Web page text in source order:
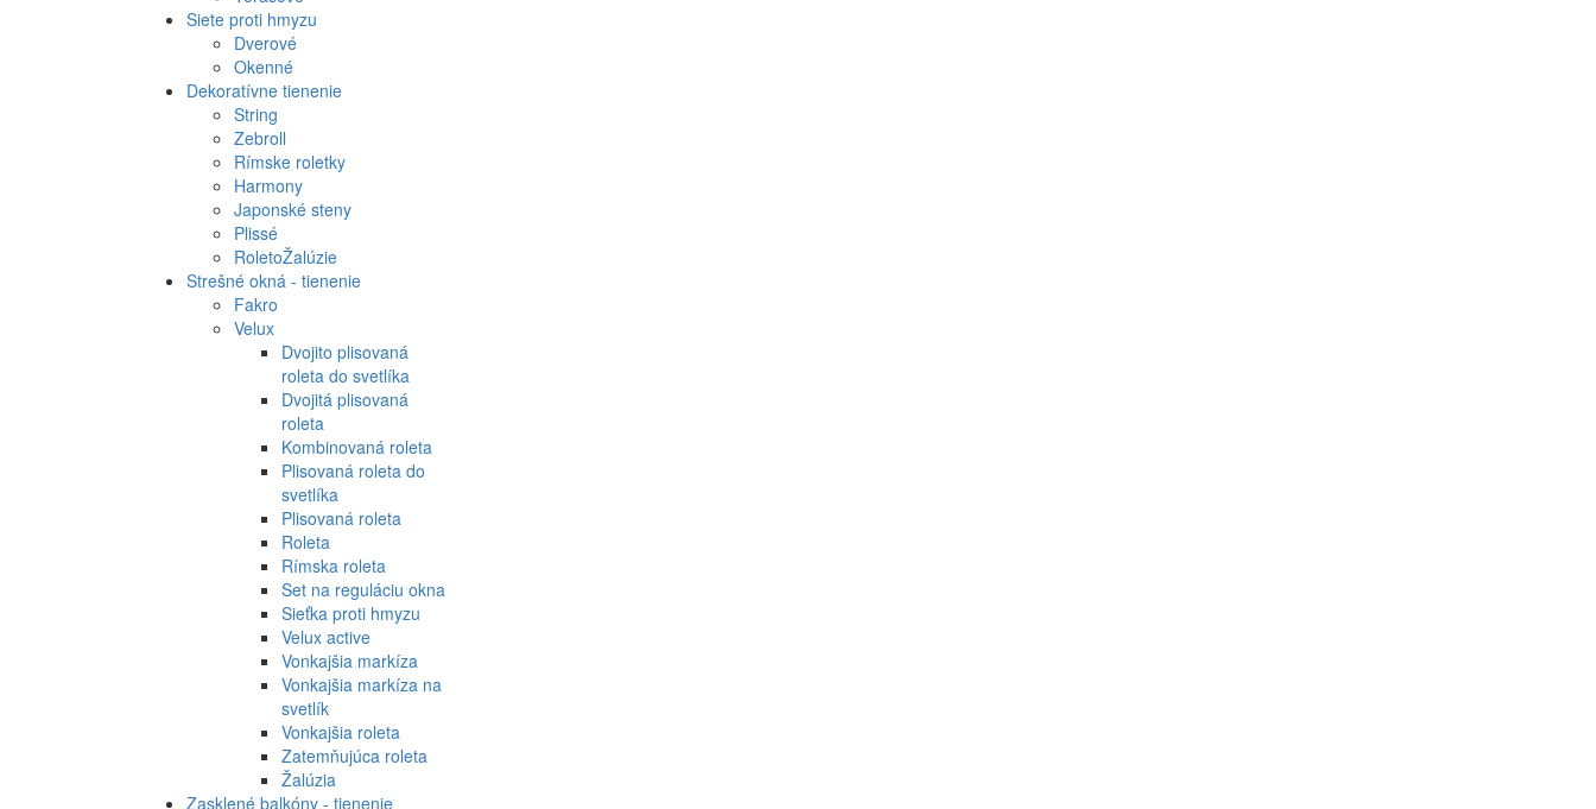
Siete proti hmyzu
Dverové
Okenné
Dekoratívne tienenie
String
Zebroll
Rímske roletky
Harmony
Japonské steny
Plissé
RoletoŽalúzie
Strešné okná - tienenie
Fakro
Velux
Dvojito plisovaná
roleta do svetlíka
Dvojitá plisovaná
roleta
Kombinovaná roleta
Plisovaná roleta do
svetlíka
Plisovaná roleta
Roleta
Rímska roleta
Set na reguláciu okna
Sieťka proti hmyzu
Velux active
Vonkajšia markíza
Vonkajšia markíza na
svetlík
Vonkajšia roleta
Zatemňujúca roleta
Žalúzia
Zasklené balkóny - tienenie